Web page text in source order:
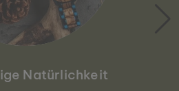
Natürlichkeit